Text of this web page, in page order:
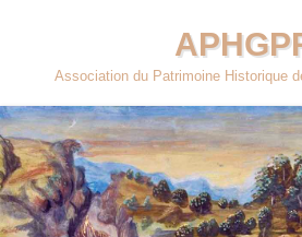
contenuAssociation du Patrimoine Historique